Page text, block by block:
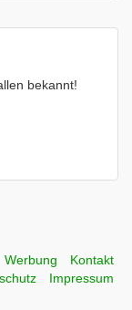
bekannt!
Werbung
Kontakt
Impressum